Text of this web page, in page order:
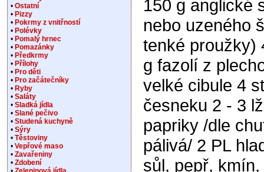
150 g anglické
nebo uzeného
tenké proužky)
g fazolí z
velké cibule 4
česneku 2 - 3
papriky /dle
pálivá/ 2 PL
sůl, pepř, kmín,
• Ostatní
• Pizzy
• Pokrmy z vnitřností
• Polévky
• Pomalý hrnec
• Pomazánky
• Předkrmy
• Přílohy
• Pro děti
• Pro začátečníky
• Ryby
• Saláty
• Sladká jídla
• Slané pečivo
• Studená kuchyně
• Sýry
• Těstoviny
• Vepřové maso
• Zavařeniny
• Zdobení